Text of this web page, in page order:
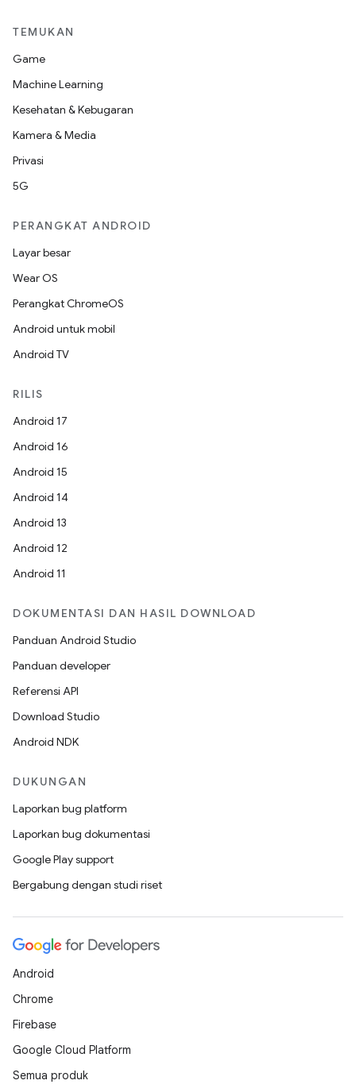
TEMUKAN
Game
Machine Learning
Kesehatan & Kebugaran
Kamera & Media
Privasi
5G
PERANGKAT ANDROID
Layar besar
Wear OS
Perangkat ChromeOS
Android untuk mobil
Android TV
RILIS
Android 17
Android 16
Android 15
Android 14
Android 13
Android 12
Android 11
DOKUMENTASI DAN HASIL DOWNLOAD
Panduan Android Studio
Panduan developer
Referensi API
Download Studio
Android NDK
DUKUNGAN
Laporkan bug platform
Laporkan bug dokumentasi
Google Play support
Bergabung dengan studi riset
Android
Chrome
Firebase
Google Cloud Platform
Semua produk